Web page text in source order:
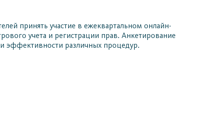
принять участие в ежеквартальном онлайн-
учета и регистрации прав. Анкетирование
эффективности различных процедур.